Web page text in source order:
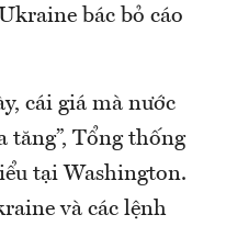
bác bỏ cáo
cái giá mà nước
tăng”, Tổng thống
tại Washington.
và các lệnh